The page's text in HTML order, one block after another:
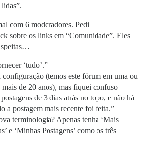
com 6 moderadores. Pedi
sobre os links em “Comunidade”. Eles
‘tudo’.”
configuração (temos este fórum em uma ou
mais de 20 anos), mas fiquei confuso
de 3 dias atrás no topo, e não há
a postagem mais recente foi feita.”
terminologia? Apenas tenha ‘Mais
e ‘Minhas Postagens’ como os três